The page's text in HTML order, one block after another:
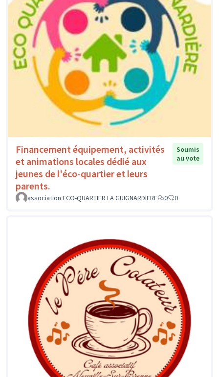
Financement équipement, activités
et animations locales dédié aux
jeunes de l'éco-quartier et leurs
parents.
Soumis
au vote
association ECO-QUARTIER LA GUIGNARDIERE 0 0